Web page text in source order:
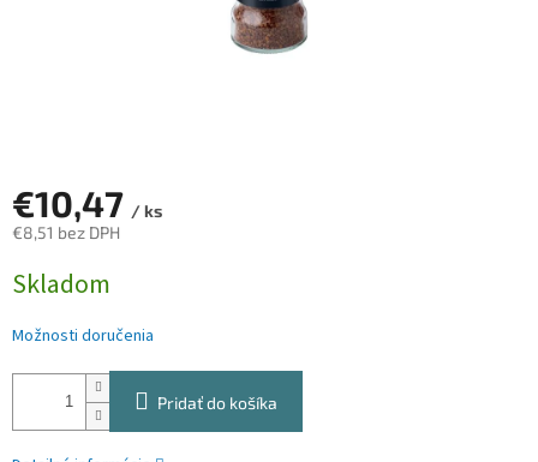
€10,47 / ks
€8,51 bez DPH
cena:
Skladom
Možnosti doručenia
Pridať do košíka